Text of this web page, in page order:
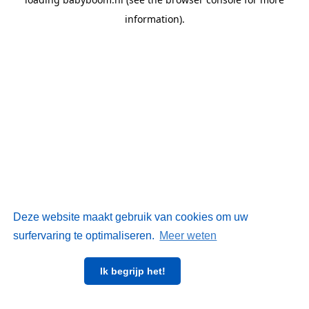
Deze website maakt gebruik van cookies om uw
surfervaring te optimaliseren. Meer weten
Ik begrijp het!
information).